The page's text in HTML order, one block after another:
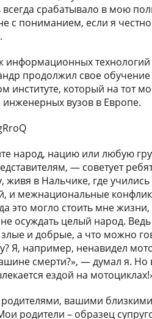
всегда срабатывало в мою
с пониманием, если я
информационных
продолжил свое
институте, который на тот
инженерных вузов в Европе.
народ, нацию или любую
— советует
живя в Нальчике, где
и межнациональные
это могло стоить мне
осуждать целый народ.
и добрые, а что можно
Я, например, ненавидел
смерти?», — думал я. Но
ездой на
вашими
родители – образец